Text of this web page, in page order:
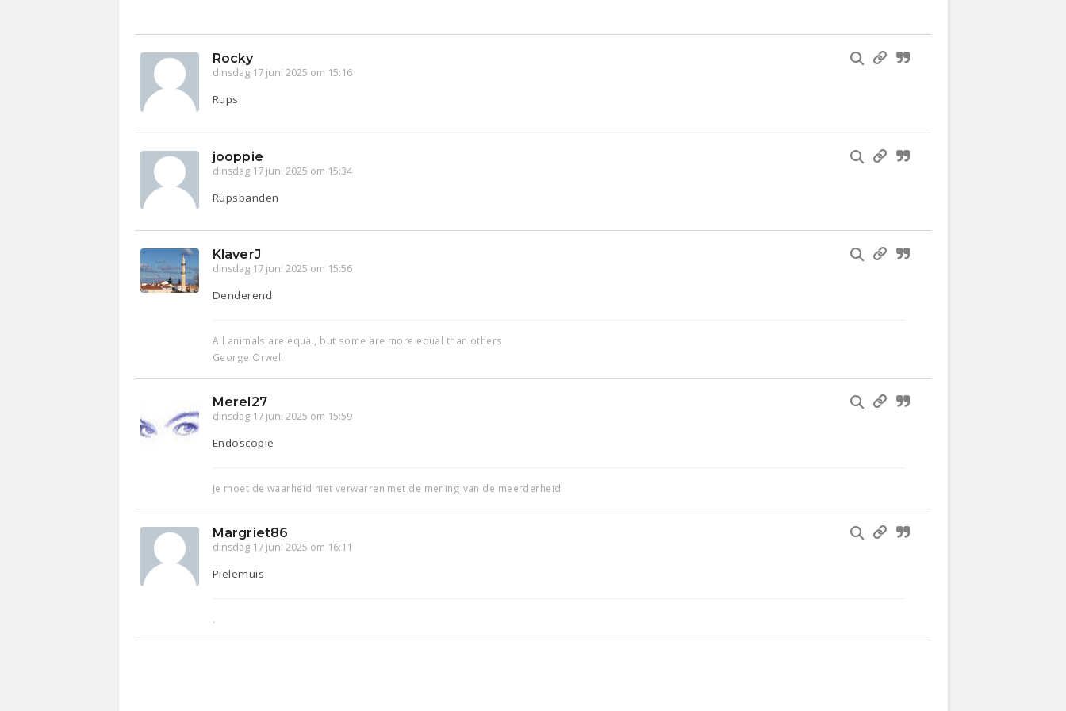
Rocky
dinsdag 17 juni 2025 om 15:16
Rups
jooppie
dinsdag 17 juni 2025 om 15:34
Rupsbanden
KlaverJ
dinsdag 17 juni 2025 om 15:56
Denderend
All animals are equal, but some are more equal than others
George Orwell
Merel27
dinsdag 17 juni 2025 om 15:59
Endoscopie
Je moet de waarheid niet verwarren met de mening van de meerderheid
Margriet86
dinsdag 17 juni 2025 om 16:11
Pielemuis
.